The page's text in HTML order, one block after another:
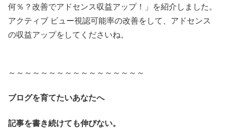
何％？改善でアドセンス収益アップ！」を紹介しました。
アクティブ ビュー視認可能率の改善をして、アドセンス
の収益アップをしてくださいね。
～～～～～～～～～～～～～～～～～
ブログを育てたいあなたへ
記事を書き続けても伸びない。